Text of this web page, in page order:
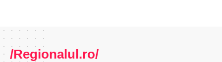
/Regionalul.ro/